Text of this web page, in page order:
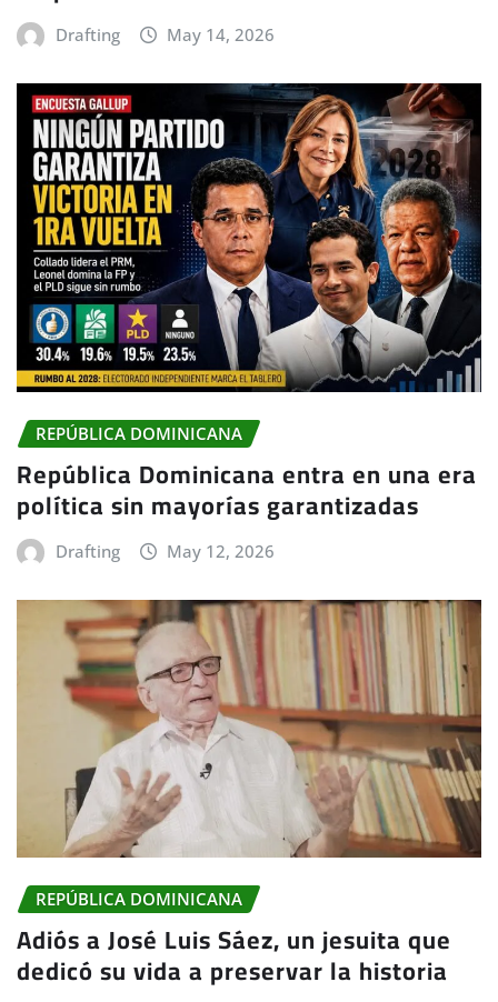
Drafting May 14, 2026
REPÚBLICA DOMINICANA
República Dominicana entra en una era
política sin mayorías garantizadas
Drafting May 12, 2026
REPÚBLICA DOMINICANA
Adiós a José Luis Sáez, un jesuita que
dedicó su vida a preservar la historia